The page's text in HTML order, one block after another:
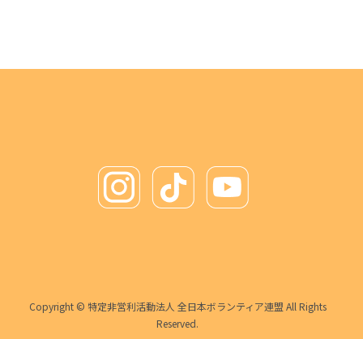
Copyright © 特定非営利活動法人 全日本ボランティア連盟 All Rights
Reserved.